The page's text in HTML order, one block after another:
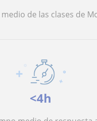
de las clases de
<4h